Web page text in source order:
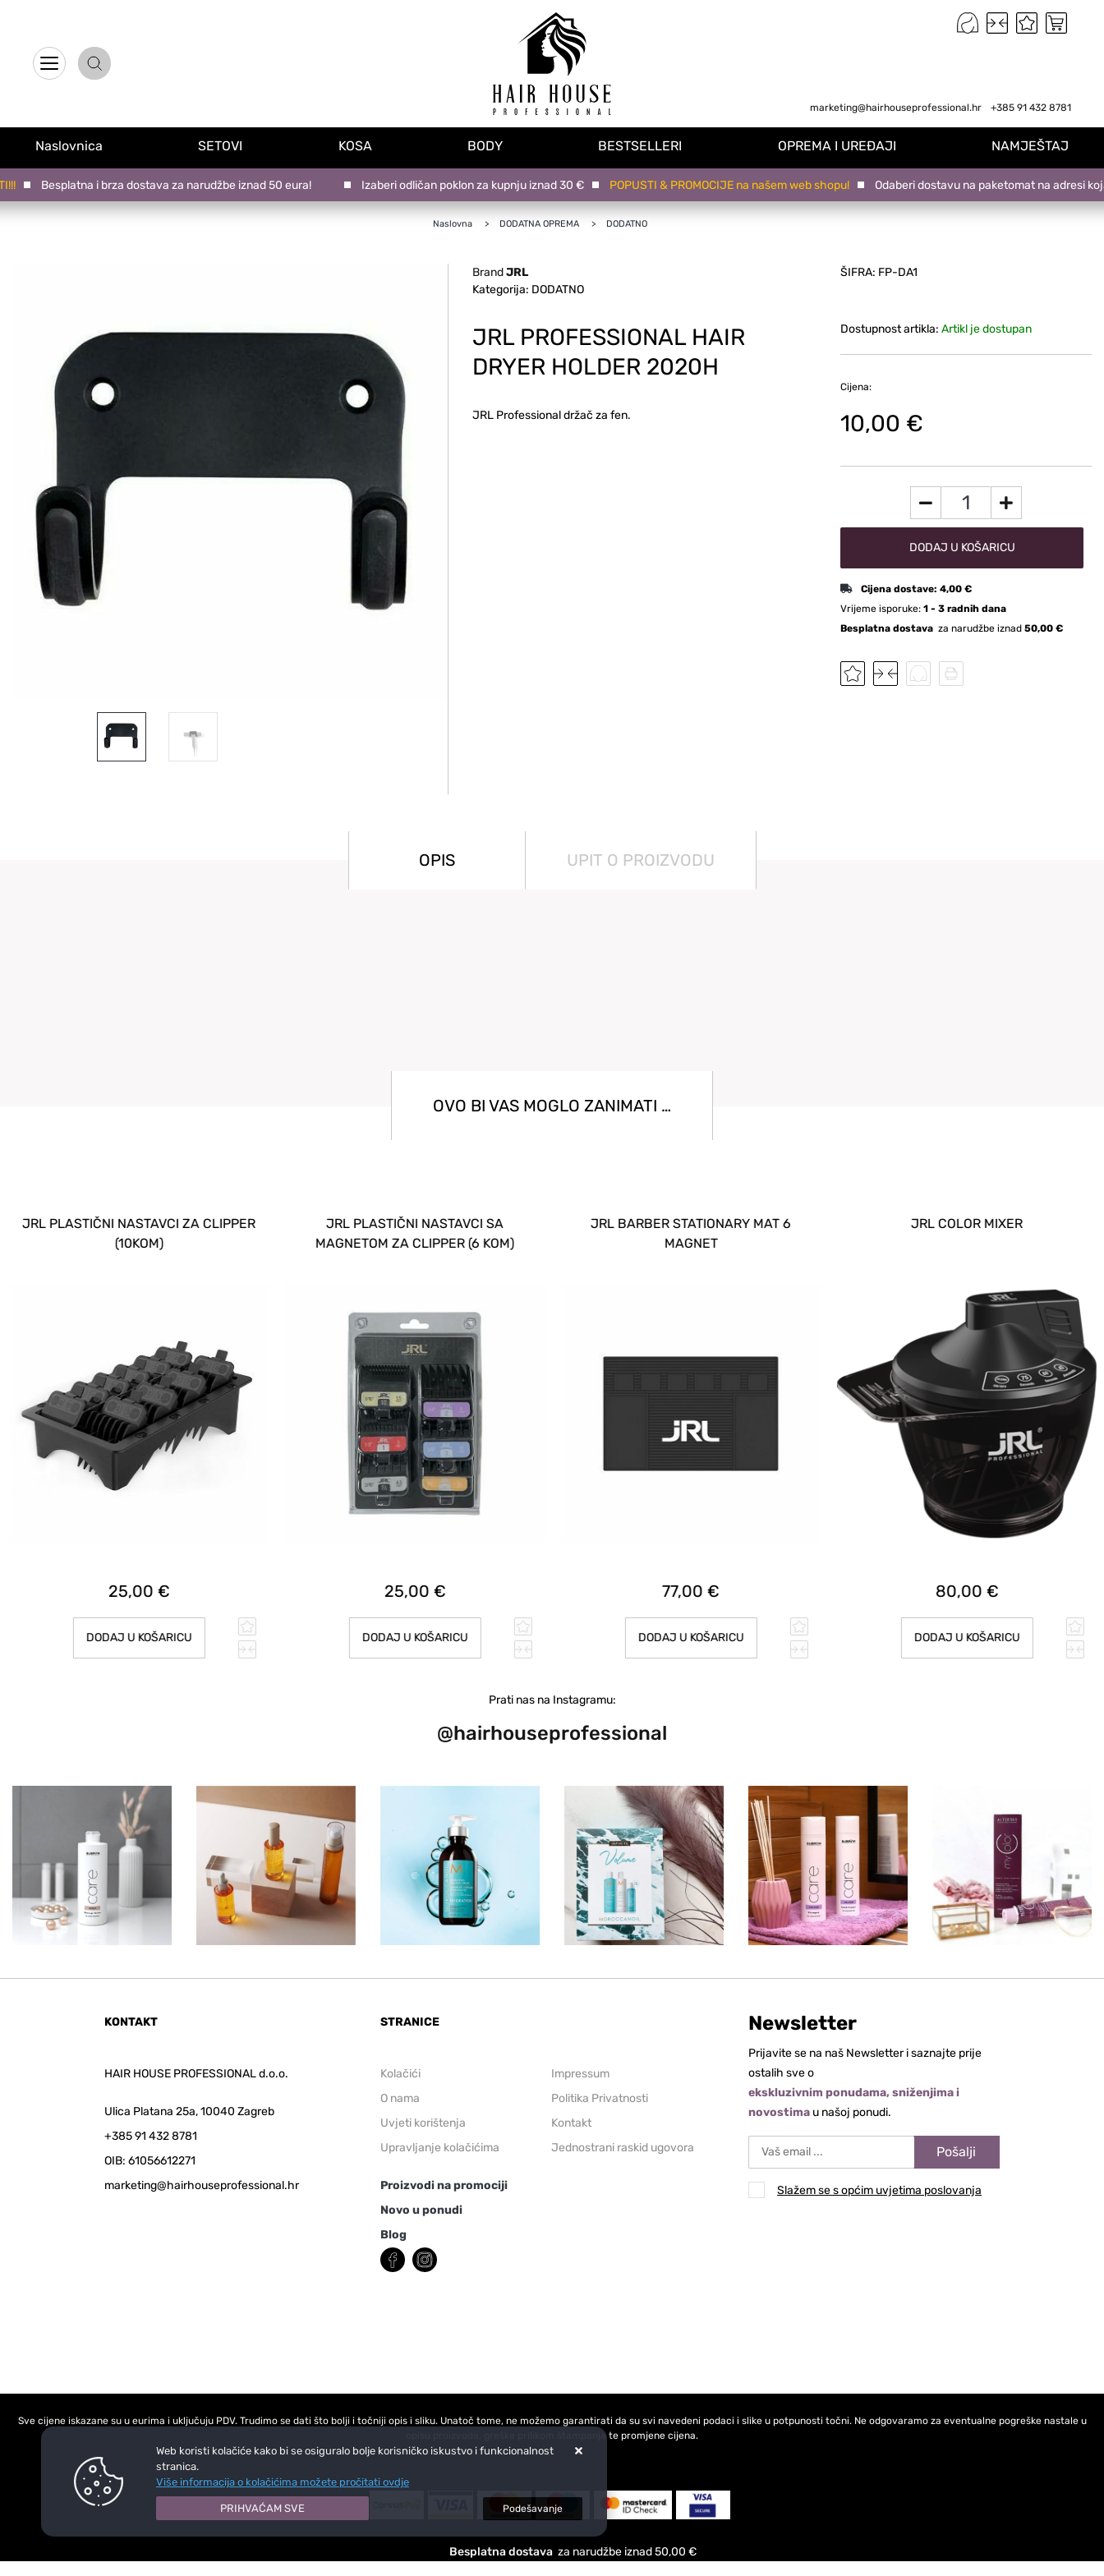
Proizvodi na promociji
Novo u ponudi
marketing@hairhouseprofessional.hr +385 91 432 8781
Naslovnica SETOVI KOSA BODY BESTSELLERI OPREMA I UREĐAJI NAMJEŠTAJ
Besplatna i brza dostava za narudžbe iznad 50 eura! Izaberi odličan poklon za kupnju iznad 30 € POPUSTI & PROMOCIJE na našem web shopu! Odaberi dostavu na paketomat na adresi koja ti
Naslovna DODATNA OPREMA DODATNO
BrandJRL
Kategorija: DODATNO
JRL PROFESSIONAL HAIR
DRYER HOLDER 2020H
JRL Professional držač za fen.
ŠIFRA: FP-DA1
Dostupnost artikla: Artikl je dostupan
Cijena:
10,00 €
DODAJ U KOŠARICU
Cijena dostave: 4,00 €
Vrijeme isporuke: 1 - 3 radnih dana
Besplatna dostava za narudžbe iznad 50,00 €
OPIS UPIT O PROIZVODU
OVO BI VAS MOGLO ZANIMATI …
JRL PLASTIČNI NASTAVCI ZA CLIPPER
(10KOM)
25,00 €
DODAJ U KOŠARICU
JRL PLASTIČNI NASTAVCI SA
MAGNETOM ZA CLIPPER (6 KOM)
25,00 €
DODAJ U KOŠARICU
JRL BARBER STATIONARY MAT 6
MAGNET
77,00 €
DODAJ U KOŠARICU
JRL COLOR MIXER
80,00 €
DODAJ U KOŠARICU
Prati nas na Instagramu:
@hairhouseprofessional
KONTAKT
HAIR HOUSE PROFESSIONAL d.o.o.
Ulica Platana 25a, 10040 Zagreb
+385 91 432 8781
OIB: 61056612271
marketing@hairhouseprofessional.hr
STRANICE
Kolačići
Impressum
O nama
Politika Privatnosti
Uvjeti korištenja
Kontakt
Upravljanje kolačićima
Jednostrani raskid ugovora
Proizvodi na promociji
Novo u ponudi
Blog
Newsletter
Prijavite se na naš Newsletter i saznajte prije
ostalih sve o
ekskluzivnim ponudama, sniženjima i
novostima u našoj ponudi.
Pošalji
Slažem se s općim uvjetima poslovanja
Sve cijene iskazane su u eurima i uključuju PDV. Trudimo se dati što bolji i točniji opis i sliku. Unatoč tome, ne možemo garantirati da su svi navedeni podaci i slike u potpunosti točni. Ne odgovaramo za eventualne pogreške nastale u
opisu proizvoda, greške prilikom štampanja te promjene cijena.
Besplatna dostavaza narudžbe iznad 50,00 €
Web koristi kolačiće kako bi se osiguralo bolje korisničko iskustvo i funkcionalnost
stranica.
Više informacija o kolačićima možete pročitati ovdje
PRIHVAĆAM SVE Podešavanje